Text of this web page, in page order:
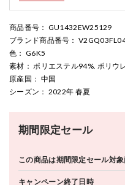
商品番号 ： GU1432EW25129
ブランド商品番号 ：
色 ： G6K5
素材 ： ポリエステル94%. ポリウ
原産国 ： 中国
シーズン ： 2022年 春夏
期間限定セール
この商品は期間限定セール対象
キャンペーン終了日時